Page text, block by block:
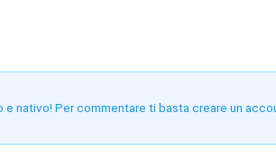
nativo! Per commentare ti basta creare un